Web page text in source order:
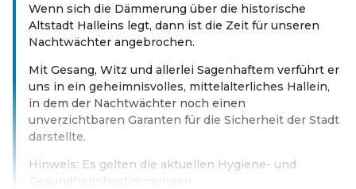
Wenn sich die Dämmerung über die historische
Altstadt Halleins legt, dann ist die Zeit für unseren
Nachtwächter angebrochen.
Mit Gesang, Witz und allerlei Sagenhaftem verführt er
uns in ein geheimnisvolles, mittelalterliches Hallein,
in dem der Nachtwächter noch einen
unverzichtbaren Garanten für die Sicherheit der Stadt
darstellte.
Hinweis: Es gelten die aktuellen Hygiene- und
Gesundheitsbestimmungen.